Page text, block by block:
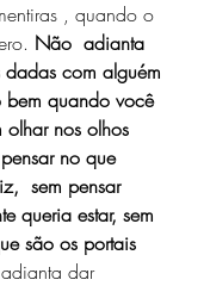
, quando o
Não  adianta
com alguém
bem quando você
olhar nos olhos
no que
sem pensar
queria estar, sem
são os portais
dar